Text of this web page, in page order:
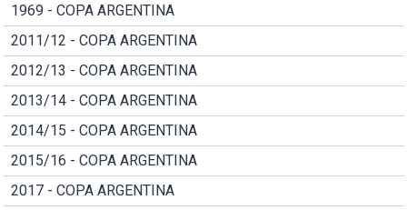
1969 - COPA ARGENTINA
2011/12 - COPA ARGENTINA
2012/13 - COPA ARGENTINA
2013/14 - COPA ARGENTINA
2014/15 - COPA ARGENTINA
2015/16 - COPA ARGENTINA
2017 - COPA ARGENTINA